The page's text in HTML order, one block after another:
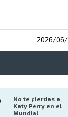
2026/06/
No te pierdas a
Katy Perry en el
Mundial